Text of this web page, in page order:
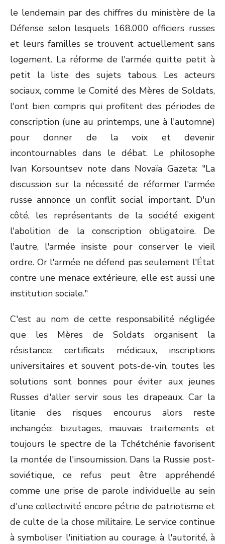
le lendemain par des chiffres du ministère de la
Défense selon lesquels 168.000 officiers russes
et leurs familles se trouvent actuellement sans
logement. La réforme de l'armée quitte petit à
petit la liste des sujets tabous. Les acteurs
sociaux, comme le Comité des Mères de Soldats,
l'ont bien compris qui profitent des périodes de
conscription (une au printemps, une à l'automne)
pour donner de la voix et devenir
incontournables dans le débat. Le philosophe
Ivan Korsountsev note dans Novaïa Gazeta: "La
discussion sur la nécessité de réformer l'armée
russe annonce un conflit social important. D'un
côté, les représentants de la société exigent
l'abolition de la conscription obligatoire. De
l'autre, l'armée insiste pour conserver le vieil
ordre. Or l'armée ne défend pas seulement l'État
contre une menace extérieure, elle est aussi une
institution sociale."
C'est au nom de cette responsabilité négligée
que les Mères de Soldats organisent la
résistance: certificats médicaux, inscriptions
universitaires et souvent pots-de-vin, toutes les
solutions sont bonnes pour éviter aux jeunes
Russes d'aller servir sous les drapeaux. Car la
litanie des risques encourus alors reste
inchangée: bizutages, mauvais traitements et
toujours le spectre de la Tchétchénie favorisent
la montée de l'insoumission. Dans la Russie post-
soviétique, ce refus peut être appréhendé
comme une prise de parole individuelle au sein
d'une collectivité encore pétrie de patriotisme et
de culte de la chose militaire. Le service continue
à symboliser l'initiation au courage, à l'autorité, à